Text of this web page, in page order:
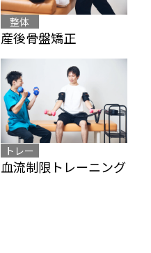
整体
産後骨盤矯正
トレー
ニング
血流制限トレーニング